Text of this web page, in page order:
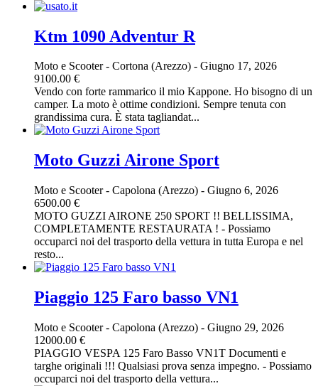
Ktm 1090 Adventur R
Moto e Scooter- Cortona (Arezzo) - Giugno 17, 2026
9100.00 €
Vendo con forte rammarico il mio Kappone. Ho bisogno di un
camper. La moto è ottime condizioni. Sempre tenuta con
grandissima cura. È stata tagliandat...
Moto Guzzi Airone Sport
Moto e Scooter- Capolona (Arezzo) - Giugno 6, 2026
6500.00 €
MOTO GUZZI AIRONE 250 SPORT !! BELLISSIMA,
COMPLETAMENTE RESTAURATA ! - Possiamo
occuparci noi del trasporto della vettura in tutta Europa e nel
resto...
Piaggio 125 Faro basso VN1
Moto e Scooter- Capolona (Arezzo) - Giugno 29, 2026
12000.00 €
PIAGGIO VESPA 125 Faro Basso VN1T Documenti e
targhe originali !!! Qualsiasi prova senza impegno. - Possiamo
occuparci noi del trasporto della vettura...